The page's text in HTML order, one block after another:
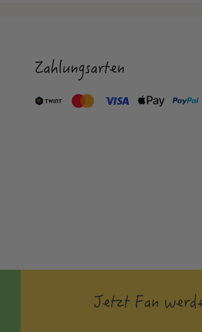
Zahlungsarten
Jetzt Fan